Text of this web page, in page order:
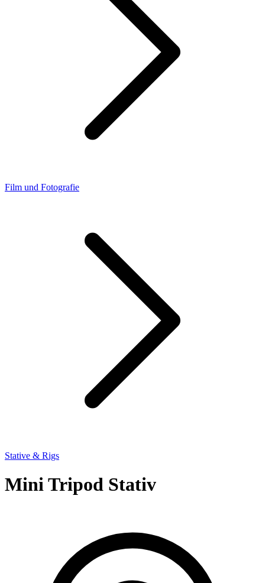
Film und Fotografie
Stative & Rigs
Mini Tripod Stativ